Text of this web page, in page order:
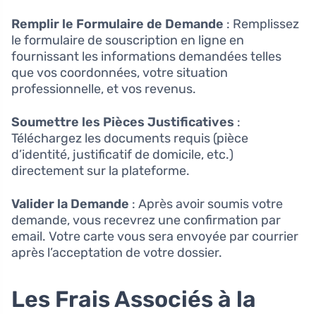
Remplir le Formulaire de Demande : Remplissez
le formulaire de souscription en ligne en
fournissant les informations demandées telles
que vos coordonnées, votre situation
professionnelle, et vos revenus.
Soumettre les Pièces Justificatives :
Téléchargez les documents requis (pièce
d’identité, justificatif de domicile, etc.)
directement sur la plateforme.
Valider la Demande : Après avoir soumis votre
demande, vous recevrez une confirmation par
email. Votre carte vous sera envoyée par courrier
après l’acceptation de votre dossier.
Les Frais Associés à la